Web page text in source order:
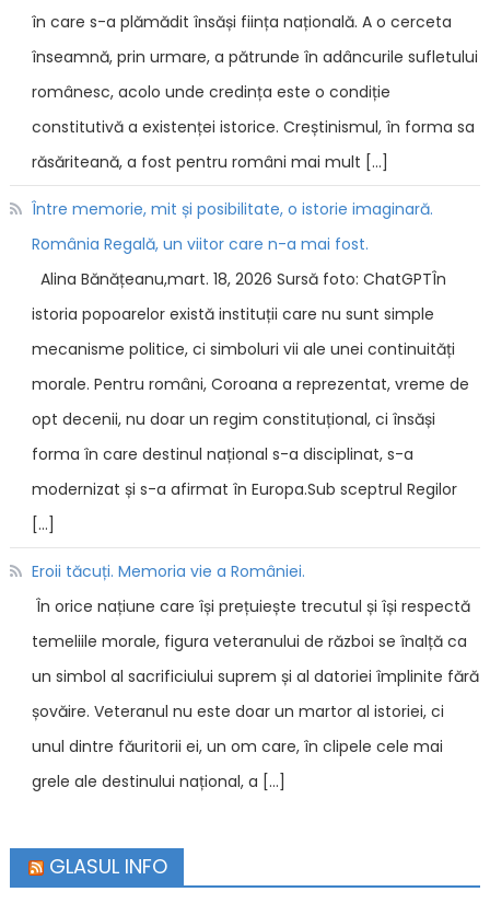
în care s-a plămădit însăși ființa națională. A o cerceta
înseamnă, prin urmare, a pătrunde în adâncurile sufletului
românesc, acolo unde credința este o condiție
constitutivă a existenței istorice. Creștinismul, în forma sa
răsăriteană, a fost pentru români mai mult […]
Între memorie, mit și posibilitate, o istorie imaginară.
România Regală, un viitor care n-a mai fost.
Alina Bănățeanu,mart. 18, 2026 Sursă foto: ChatGPTÎn
istoria popoarelor există instituții care nu sunt simple
mecanisme politice, ci simboluri vii ale unei continuități
morale. Pentru români, Coroana a reprezentat, vreme de
opt decenii, nu doar un regim constituțional, ci însăși
forma în care destinul național s-a disciplinat, s-a
modernizat și s-a afirmat în Europa.Sub sceptrul Regilor
[…]
Eroii tăcuți. Memoria vie a României.
În orice națiune care își prețuiește trecutul și își respectă
temeliile morale, figura veteranului de război se înalță ca
un simbol al sacrificiului suprem și al datoriei împlinite fără
șovăire. Veteranul nu este doar un martor al istoriei, ci
unul dintre făuritorii ei, un om care, în clipele cele mai
grele ale destinului național, a […]
GLASUL INFO